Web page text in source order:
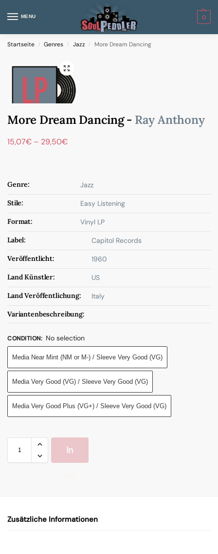
MENU 0
Startseite / Genres / Jazz / More Dream Dancing
More Dream Dancing - Ray Anthony
15,07€ – 29,50€
Genre: Jazz
Stile: Easy Listening
Format: Vinyl LP
Label: Capitol Records
Veröffentlicht: 1960
Land Künstler: US
Land Veröffentlichung: Italy
Variantenbeschreibung:
CONDITION: No selection
Media Near Mint (NM or M-) / Sleeve Very Good (VG)
Media Very Good (VG) / Sleeve Very Good (VG)
Media Very Good Plus (VG+) / Sleeve Very Good (VG)
In
W
Zusätzliche Informationen